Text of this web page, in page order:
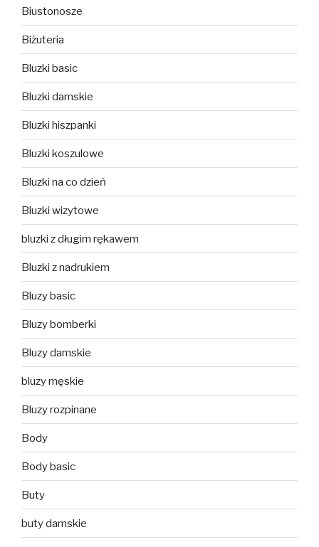
Biustonosze
Biżuteria
Bluzki basic
Bluzki damskie
Bluzki hiszpanki
Bluzki koszulowe
Bluzki na co dzień
Bluzki wizytowe
bluzki z długim rękawem
Bluzki z nadrukiem
Bluzy basic
Bluzy bomberki
Bluzy damskie
bluzy męskie
Bluzy rozpinane
Body
Body basic
Buty
buty damskie